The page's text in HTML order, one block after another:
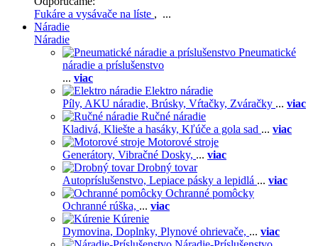
Fukáre a vysávače na líste , ...
Náradie
Náradie
Pneumatické
náradie a príslušenstvo
... viac
Elektro náradie
Píly, AKU náradie, Brúsky, Vŕtačky, Zváračky ... viac
Ručné náradie
Kladivá, Kliešte a hasáky, Kľúče a gola sad ... viac
Motorové stroje
Generátory, Vibračné Dosky, ... viac
Drobný tovar
Autopríslušenstvo, Lepiace pásky a lepidlá ... viac
Ochranné pomôcky
Ochranné rúška, ... viac
Kúrenie
Dymovina, Doplnky, Plynové ohrievače, ... viac